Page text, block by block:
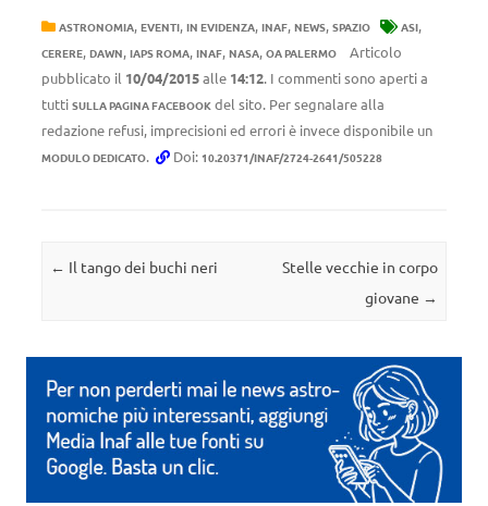
ASTRONOMIA, EVENTI, IN EVIDENZA, INAF, NEWS, SPAZIO ASI,
CERERE, DAWN, IAPS ROMA, INAF, NASA, OA PALERMO
Articolo
pubblicato il 10/04/2015alle 14:12. I commenti sono aperti a
tutti SULLA PAGINA FACEBOOK del sito. Per segnalare alla
redazione refusi, imprecisioni ed errori è invece disponibile un
MODULO DEDICATO. Doi: 10.20371/INAF/2724-2641/505228
Navigazione articolo
← Il tango dei buchi neri
Stelle vecchie in corpo
giovane →